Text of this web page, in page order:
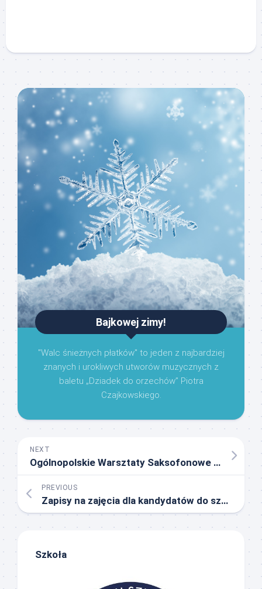
Bajkowej zimy!
"Walc śnieżnych płatków" to jeden z najbardziej
znanych i urokliwych utworów muzycznych z
baletu „Dziadek do orzechów” Piotra
Czajkowskiego.
NEXT
Ogólnopolskie Warsztaty Saksofonowe „Piękny dźwięk, prawidłowa fraza” 17-19.03.2023
PREVIOUS
Zapisy na zajęcia dla kandydatów do szkół I stopnia
Szkoła